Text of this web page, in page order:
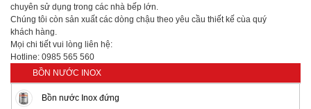
chuyên sử dụng trong các nhà bếp lớn.
Chúng tôi còn sản xuất các dòng chậu theo yêu cầu thiết kế cùa quý
khách hàng.
Mọi chi tiết vui lòng liên hệ:
Hotline: 0985 565 560
BỒN NƯỚC INOX
Bồn nước Inox đứng